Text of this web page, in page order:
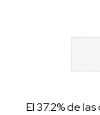
El 37.2% de